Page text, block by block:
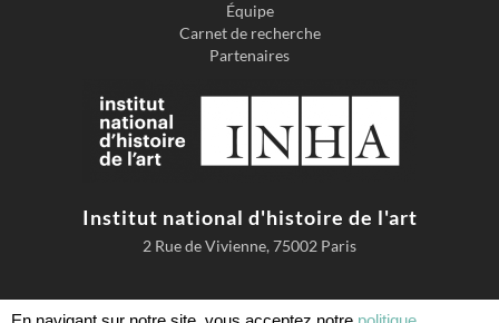
Équipe
Carnet de recherche
Partenaires
Institut national d'histoire de l'art
2 Rue de Vivienne, 75002 Paris